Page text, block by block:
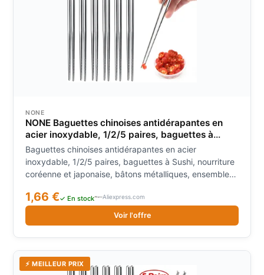
NONE
NONE Baguettes chinoises antidérapantes en
acier inoxydable, 1/2/5 paires, baguettes à
Sushi, nourriture coréenne et japonaise, bâtons
métalliques, ensemble de vaisselle de cuisine
Baguettes chinoises antidérapantes en acier
inoxydable, 1/2/5 paires, baguettes à Sushi, nourriture
coréenne et japonaise, bâtons métalliques, ensemble
1,66 €✓ En stock Aliexpress.com
Voir l'offre
⚡ MEILLEUR PRIX